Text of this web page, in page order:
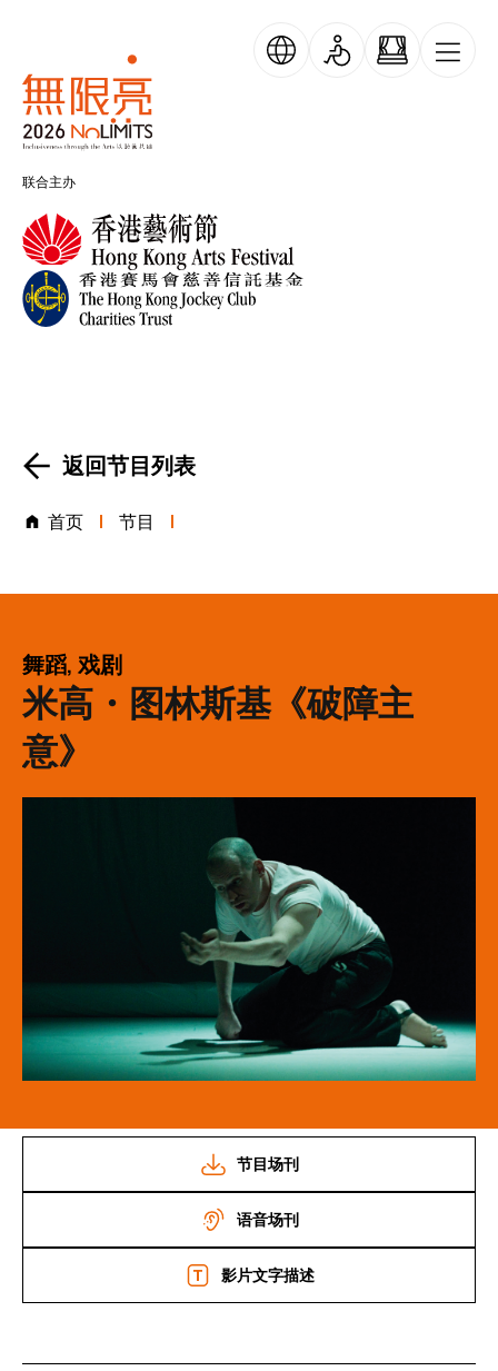
联合主办
返回节目列表
首页 节目
表演类别
舞蹈, 戏剧
米高・图林斯基《破障主
意》
节目场刊
语音场刊
影片文字描述